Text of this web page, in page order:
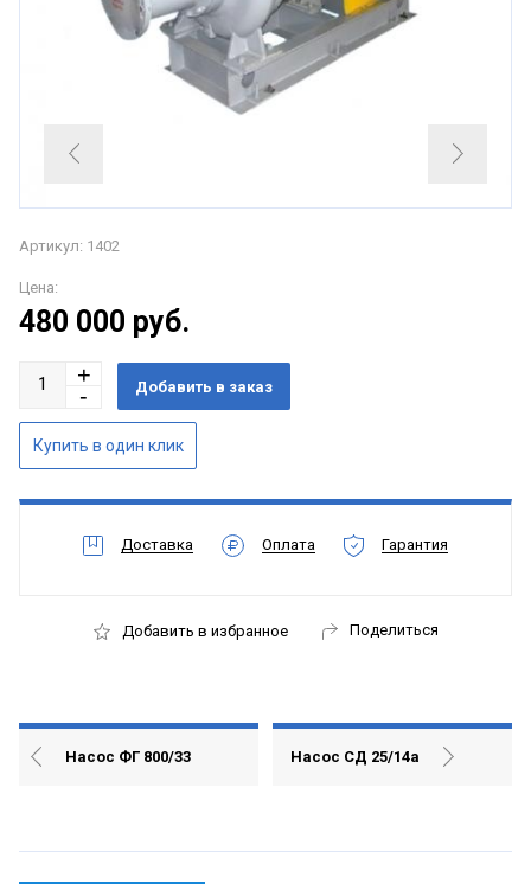
Артикул: 1402
Цена:
480 000 руб.
Доставка Оплата Гарантия
Добавить в избранное Поделиться
Насос ФГ 800/33 Насос СД 25/14а